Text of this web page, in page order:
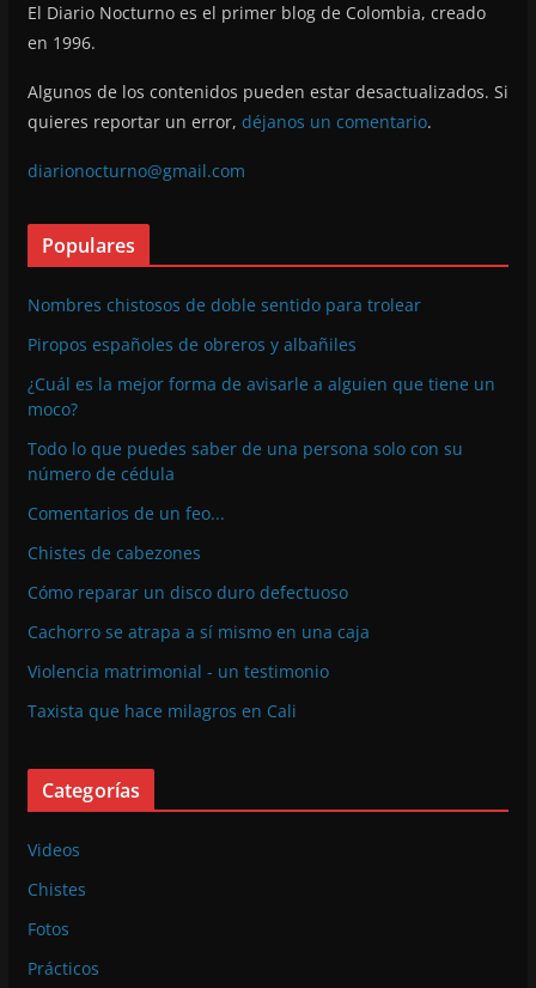
El Diario Nocturno es el primer blog de Colombia, creado
en 1996.
Algunos de los contenidos pueden estar desactualizados. Si
quieres reportar un error, déjanos un comentario.
diarionocturno@gmail.com
Populares
Nombres chistosos de doble sentido para trolear
Piropos españoles de obreros y albañiles
¿Cuál es la mejor forma de avisarle a alguien que tiene un
moco?
Todo lo que puedes saber de una persona solo con su
número de cédula
Comentarios de un feo...
Chistes de cabezones
Cómo reparar un disco duro defectuoso
Cachorro se atrapa a sí mismo en una caja
Violencia matrimonial - un testimonio
Taxista que hace milagros en Cali
Categorías
Videos
Chistes
Fotos
Prácticos